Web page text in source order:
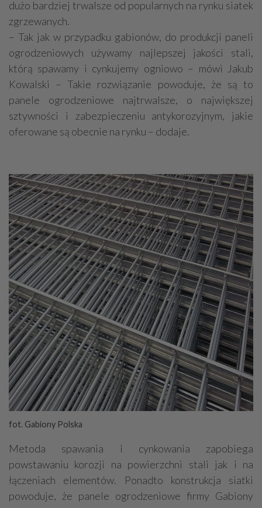
dużo bardziej trwalsze od popularnych na rynku siatek
zgrzewanych.
– Tak jak w przypadku gabionów, do produkcji paneli
ogrodzeniowych używamy najlepszej jakości stali,
którą spawamy i cynkujemy ogniowo – mówi Jakub
Kowalski – Takie rozwiązanie powoduje, że są to
panele ogrodzeniowe najtrwalsze, o największej
sztywności i zabezpieczeniu antykorozyjnym, jakie
oferowane są obecnie na rynku – dodaje.
fot. Gabiony Polska
Metoda spawania i cynkowania zapobiega
powstawaniu korozji na powierzchni stali jak i na
łączeniach elementów. Ponadto konstrukcja siatki
powoduje, że panele ogrodzeniowe firmy Gabiony